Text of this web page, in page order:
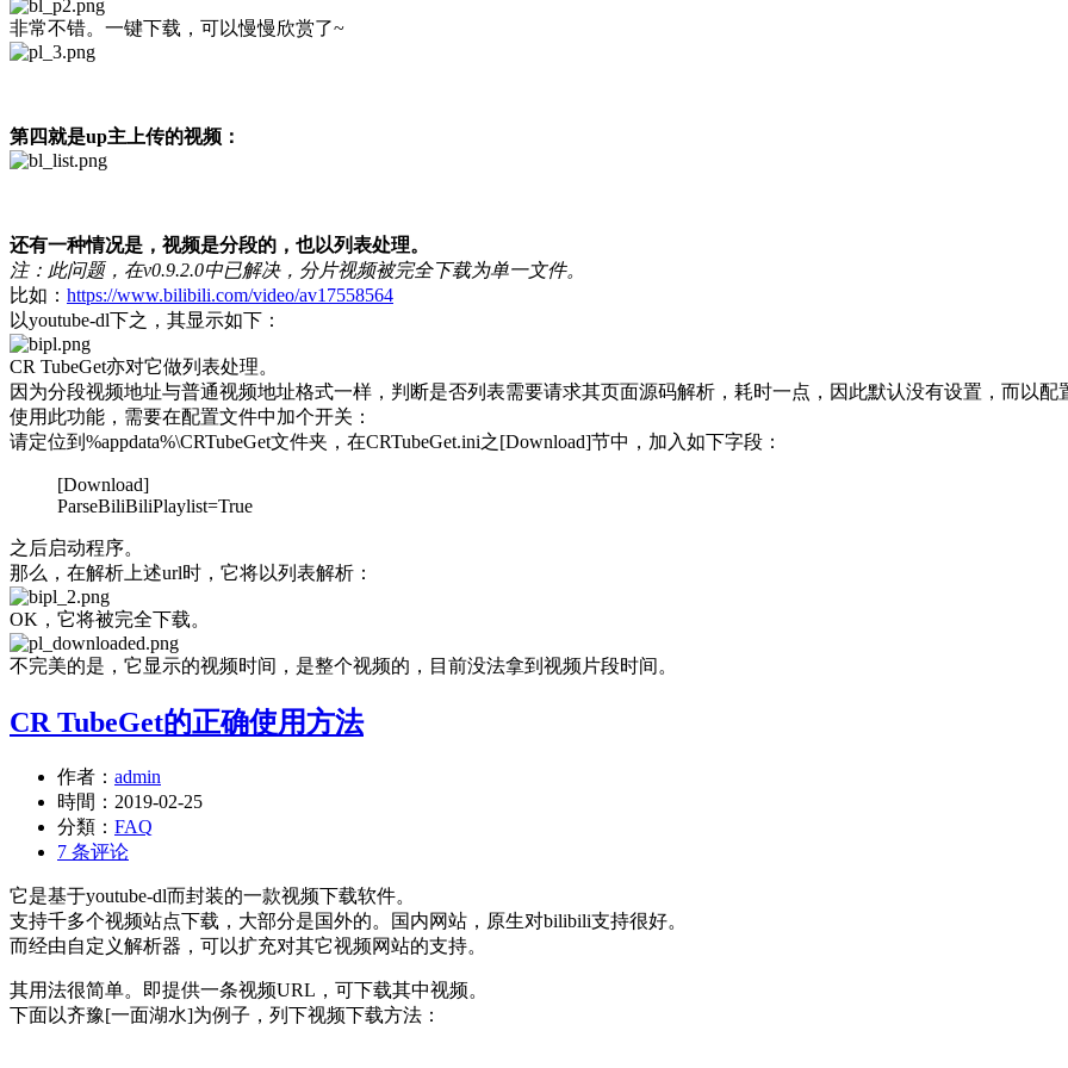
非常不错。一键下载，可以慢慢欣赏了~
第四就是up主上传的视频：
还有一种情况是，视频是分段的，也以列表处理。
注：此问题，在v0.9.2.0中已解决，分片视频被完全下载为单一文件。
比如： https://www.bilibili.com/video/av17558564
以youtube-dl下之，其显示如下：
CR TubeGet亦对它做列表处理。
因为分段视频地址与普通视频地址格式一样，判断是否列表需要请求其页面源码解析，耗时一点，因此默认没有设置，而以配
使用此功能，需要在配置文件中加个开关：
请定位到%appdata%\CRTubeGet文件夹，在CRTubeGet.ini之[Download]节中，加入如下字段：
[Download]
ParseBiliBiliPlaylist=True
之后启动程序。
那么，在解析上述url时，它将以列表解析：
OK，它将被完全下载。
不完美的是，它显示的视频时间，是整个视频的，目前没法拿到视频片段时间。
CR TubeGet的正确使用方法
作者： admin
時間： 2019-02-25
分類： FAQ
7 条评论
它是基于youtube-dl而封装的一款视频下载软件。
支持千多个视频站点下载，大部分是国外的。国内网站，原生对bilibili支持很好。
而经由自定义解析器，可以扩充对其它视频网站的支持。
其用法很简单。即提供一条视频URL，可下载其中视频。
下面以齐豫[一面湖水]为例子，列下视频下载方法：